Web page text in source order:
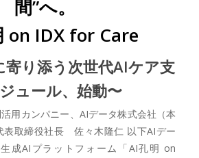
間”へ。
on IDX for Care
寄り添う次世代AIケア支
ュール、始動〜
用カンパニー、AIデータ株式会社（本
表取締役社長 佐々木隆仁 以下AIデー
成AIプラットフォーム「AI孔明 on